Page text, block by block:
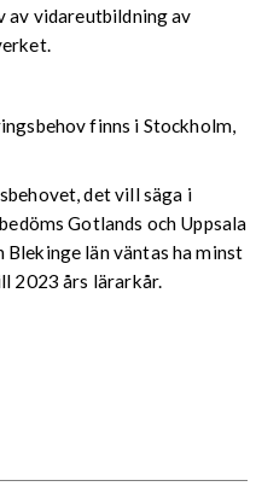
vidareutbildning av
finns i Stockholm,
det vill säga i
Gotlands och Uppsala
Blekinge län väntas ha minst
2023 års lärarkår.